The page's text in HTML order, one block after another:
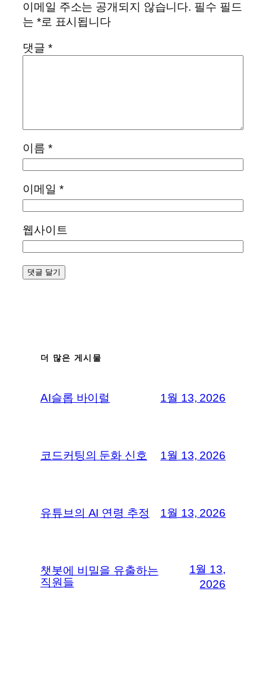
이메일 주소는 공개되지 않습니다. 필수 필드
는 *로 표시됩니다
댓글 *
이름 *
이메일 *
웹사이트
더 많은 게시물
AI슬롭 바이럴 1월 13, 2026
코드커팅의 둔화 신호 1월 13, 2026
유튜브의 AI 연령 추정 1월 13, 2026
챗봇에 비밀을 유출하는
직원들
1월 13,
2026